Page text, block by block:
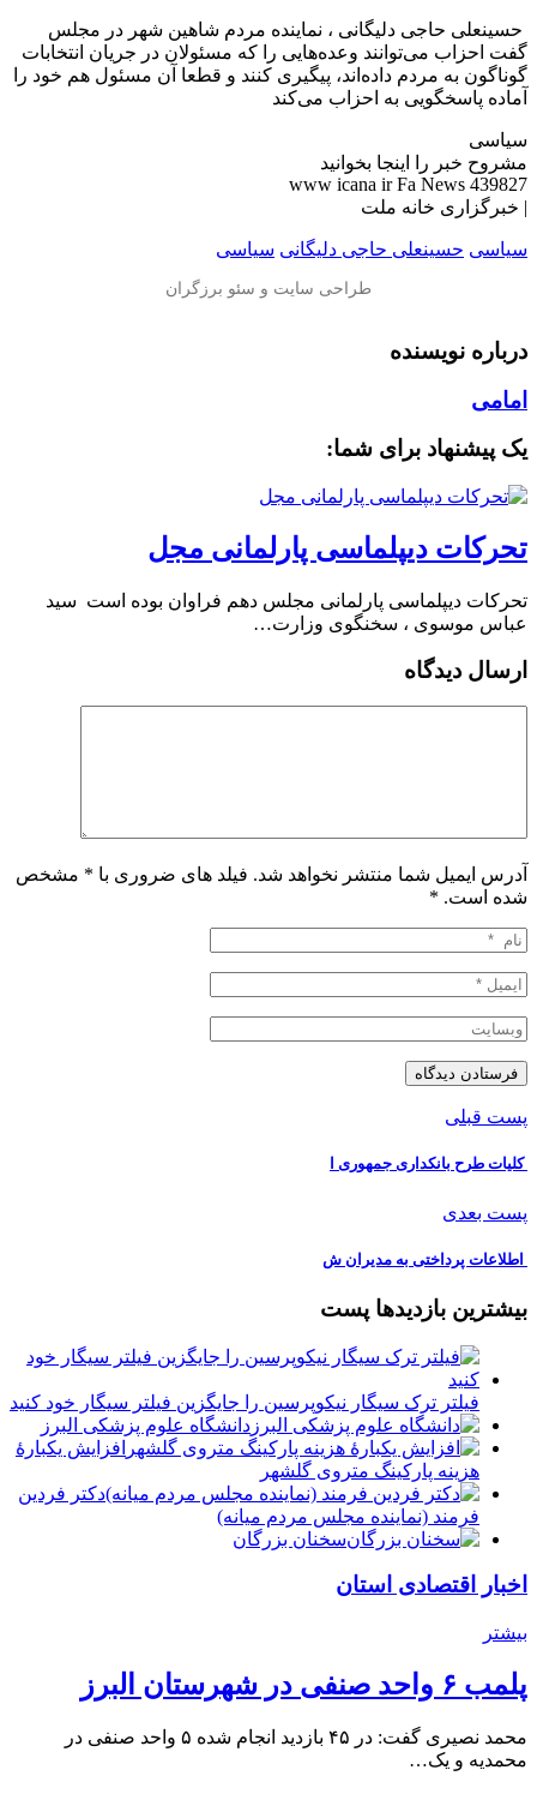
️ حسینعلی حاجی دلیگانی ، نماینده مردم شاهین شهر در مجلس
گفت احزاب می‌توانند وعده‌هایی را که مسئولان در جریان انتخابات
گوناگون به مردم داده‌اند، پیگیری کنند و قطعا آن مسئول هم خود را
آماده پاسخگویی به احزاب می‌کند
سیاسی
مشروح خبر را اینجا بخوانید
www icana ir Fa News 439827
| خبرگزاری خانه ملت
سیاسی حسینعلی حاجی دلیگانی سیاسی
درباره نویسنده
امامی
یک پیشنهاد برای شما:
تحرکات دیپلماسی پارلمانی مجل
تحرکات دیپلماسی پارلمانی مجلس دهم فراوان بوده است ️ سید
عباس موسوی ، سخنگوی وزارت…
ارسال دیدگاه
آدرس ایمیل شما منتشر نخواهد شد. فیلد های ضروری با * مشخص
شده است. *
پست قبلی
️ کلیات طرح بانکداری جمهوری ا
پست بعدی
️ اطلاعات پرداختی به مدیران ش
بیشترین بازدیدها پست
فیلتر ترک سیگار نیکوپرسین را جایگزین فیلتر سیگار خود کنید
دانشگاه علوم پزشکی البرز
افزایش یکبارۀ
هزینه پارکینگ متروی گلشهر
دكتر فردين
فرمند (نماينده مجلس مردم میانه)
سخنان بزرگان
اخبار اقتصادی استان
بیشتر
پلمب ۶ واحد صنفی در شهرستان البرز
محمد نصیری گفت: در ۴۵ بازدید انجام شده ۵ واحد صنفی در
محمدیه و یک…